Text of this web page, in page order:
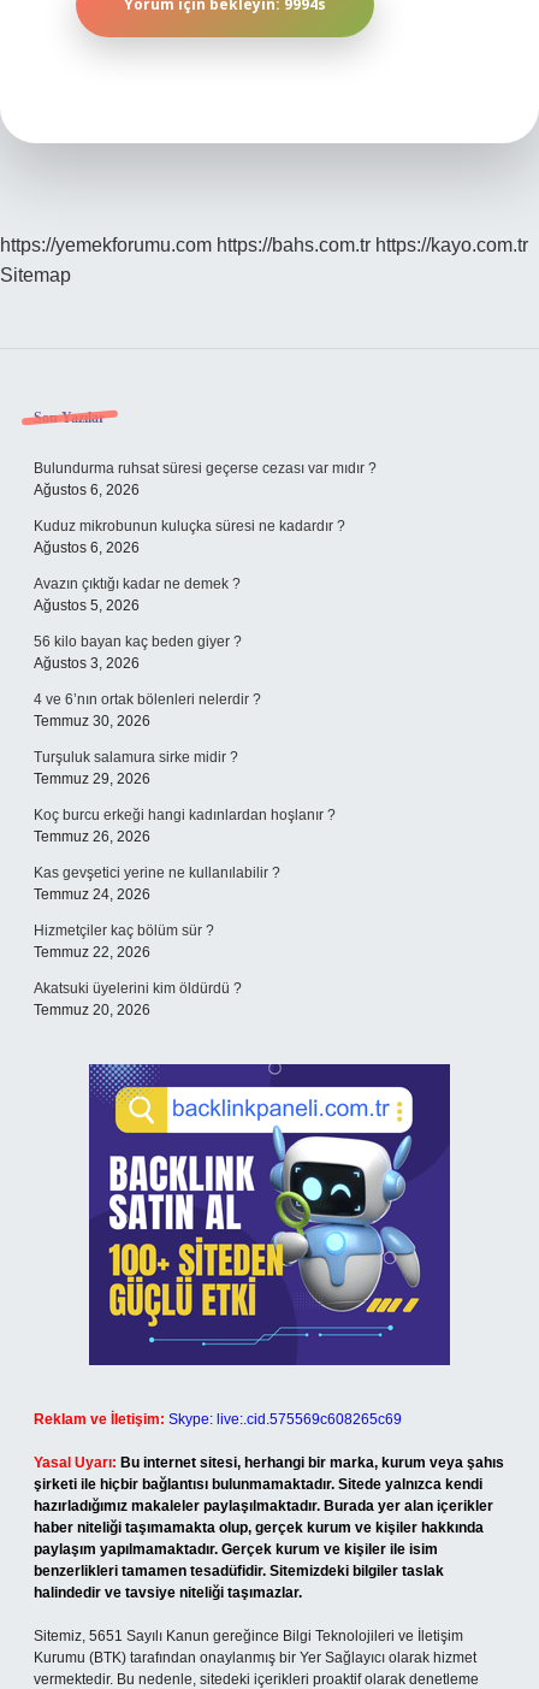
https://yemekforumu.com https://bahs.com.tr https://kayo.com.tr
Sitemap
Sidebar
Son Yazılar
Bulundurma ruhsat süresi geçerse cezası var mıdır ?
Ağustos 6, 2026
Kuduz mikrobunun kuluçka süresi ne kadardır ?
Ağustos 6, 2026
Avazın çıktığı kadar ne demek ?
Ağustos 5, 2026
56 kilo bayan kaç beden giyer ?
Ağustos 3, 2026
4 ve 6’nın ortak bölenleri nelerdir ?
Temmuz 30, 2026
Turşuluk salamura sirke midir ?
Temmuz 29, 2026
Koç burcu erkeği hangi kadınlardan hoşlanır ?
Temmuz 26, 2026
Kas gevşetici yerine ne kullanılabilir ?
Temmuz 24, 2026
Hizmetçiler kaç bölüm sür ?
Temmuz 22, 2026
Akatsuki üyelerini kim öldürdü ?
Temmuz 20, 2026
Reklam ve İletişim: Skype: live:.cid.575569c608265c69
Yasal Uyarı: Bu internet sitesi, herhangi bir marka, kurum veya şahıs
şirketi ile hiçbir bağlantısı bulunmamaktadır. Sitede yalnızca kendi
hazırladığımız makaleler paylaşılmaktadır. Burada yer alan içerikler
haber niteliği taşımamakta olup, gerçek kurum ve kişiler hakkında
paylaşım yapılmamaktadır. Gerçek kurum ve kişiler ile isim
benzerlikleri tamamen tesadüfidir. Sitemizdeki bilgiler taslak
halindedir ve tavsiye niteliği taşımazlar.
Sitemiz, 5651 Sayılı Kanun gereğince Bilgi Teknolojileri ve İletişim
Kurumu (BTK) tarafından onaylanmış bir Yer Sağlayıcı olarak hizmet
vermektedir. Bu nedenle, sitedeki içerikleri proaktif olarak denetleme